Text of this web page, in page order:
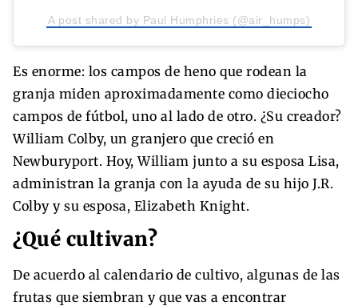
A post shared by Paul Humphries (@air_humps)
Es enorme: los campos de heno que rodean la
granja miden aproximadamente como dieciocho
campos de fútbol, uno al lado de otro. ¿Su creador?
William Colby, un granjero que creció en
Newburyport. Hoy, William junto a su esposa Lisa,
administran la granja con la ayuda de su hijo J.R.
Colby y su esposa, Elizabeth Knight.
¿Qué cultivan?
De acuerdo al calendario de cultivo, algunas de las
frutas que siembran y que vas a encontrar